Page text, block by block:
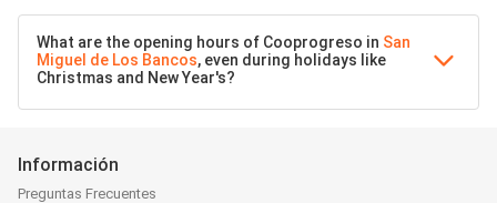
What are the opening hours of Cooprogreso in San
Miguel de Los Bancos, even during holidays like
Christmas and New Year's?
Información
Preguntas Frecuentes